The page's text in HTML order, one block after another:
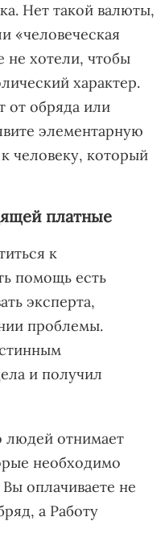
Нет такой валюты,
«человеческая
не хотели, чтобы
характер.
от обряда или
элементарную
человеку, который
платные
к
помощь есть
эксперта,
проблемы.
и получил
людей отнимает
необходимо
оплачиваете не
а Работу